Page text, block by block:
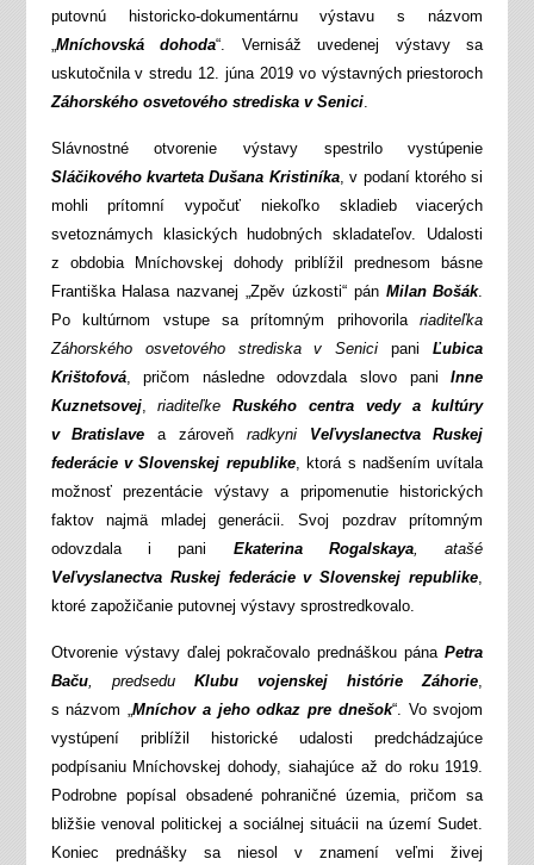
putovnú historicko-dokumentárnu výstavu s názvom
„Mníchovská dohoda“. Vernisáž uvedenej výstavy sa
uskutočnila v stredu 12. júna 2019 vo výstavných priestoroch
Záhorského osvetového strediska v Senici.
Slávnostné otvorenie výstavy spestrilo vystúpenie
Sláčikového kvarteta Dušana Kristiníka, v podaní ktorého si
mohli prítomní vypočuť niekoľko skladieb viacerých
svetoznámych klasických hudobných skladateľov. Udalosti
z obdobia Mníchovskej dohody priblížil prednesom básne
Františka Halasa nazvanej „Zpěv úzkosti“ pán Milan Bošák.
Po kultúrnom vstupe sa prítomným prihovorilariaditeľka
Záhorského osvetového strediska v Senici paniĽubica
Krištofová, pričom následne odovzdala slovo pani Inne
Kuznetsovej, riaditeľke
Ruského centra vedy a kultúry
v Bratislave a zároveň radkyni
Veľvyslanectva Ruskej
federácie v Slovenskej republike, ktorá s nadšením uvítala
možnosť prezentácie výstavy a pripomenutie historických
faktov najmä mladej generácii. Svoj pozdrav prítomným
odovzdala i pani Ekaterina Rogalskaya, atašé
Veľvyslanectva Ruskej federácie v Slovenskej republike,
ktoré zapožičanie putovnej výstavy sprostredkovalo.
Otvorenie výstavy ďalej pokračovalo prednáškou pánaPetra
Baču, predsedu Klubu vojenskej histórie Záhorie,
s názvom „Mníchov a jeho odkaz pre dnešok“. Vo svojom
vystúpení priblížil historické udalosti predchádzajúce
podpísaniu Mníchovskej dohody, siahajúce až do roku 1919.
Podrobne popísal obsadené pohraničné územia, pričom sa
bližšie venoval politickej a sociálnej situácii na území Sudet.
Koniec prednášky sa niesol v znamení veľmi živej